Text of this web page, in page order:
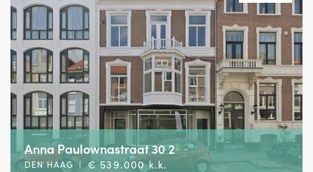
Anna Paulownastraat 30 2
DEN HAAG | € 539.000 k.k.